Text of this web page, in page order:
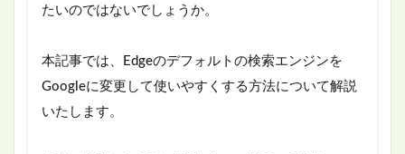
たいのではないでしょうか。
本記事では、Edgeのデフォルトの検索エンジンを
Googleに変更して使いやすくする方法について解説
いたします。